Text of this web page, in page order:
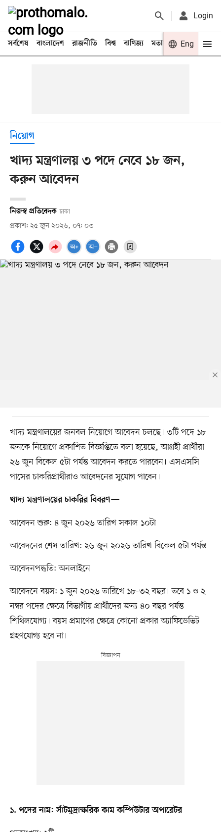
Login
সর্বশেষ বাংলাদেশ রাজনীতি বিশ্ব বাণিজ্য মতামত খেলা
Eng
নিয়োগ
খাদ্য মন্ত্রণালয় ৩ পদে নেবে ১৮ জন,
করুন আবেদন
নিজস্ব প্রতিবেদক ঢাকা
প্রকাশ: ২৫ জুন ২০২৬, ০৭: ০৩
খাদ্য মন্ত্রণালয়ের জনবল নিয়োগে আবেদন চলছে। ৩টি পদে ১৮
জনকে নিয়োগে প্রকাশিত বিজ্ঞপ্তিতে বলা হয়েছে, আগ্রহী প্রার্থীরা
২৬ জুন বিকেল ৫টা পর্যন্ত আবেদন করতে পারবেন। এসএসসি
পাসের চাকরিপ্রার্থীরাও আবেদনের সুযোগ পাবেন।
খাদ্য মন্ত্রণালয়ের চাকরির বিবরণ—
আবেদন শুরু: ৪ জুন ২০২৬ তারিখ সকাল ১০টা
আবেদনের শেষ তারিখ: ২৬ জুন ২০২৬ তারিখ বিকেল ৫টা পর্যন্ত
আবেদনপদ্ধতি: অনলাইনে
আবেদনে বয়স: ১ জুন ২০২৬ তারিখে ১৮-৩২ বছর। তবে ১ ও ২
নম্বর পদের ক্ষেত্রে বিভাগীয় প্রার্থীদের জন্য ৪০ বছর পর্যন্ত
শিথিলযোগ্য। বয়স প্রমাণের ক্ষেত্রে কোনো প্রকার অ্যাফিডেভিট
গ্রহণযোগ্য হবে না।
১. পদের নাম: সাঁটমুদ্রাক্ষরিক কাম কম্পিউটার অপারেটর